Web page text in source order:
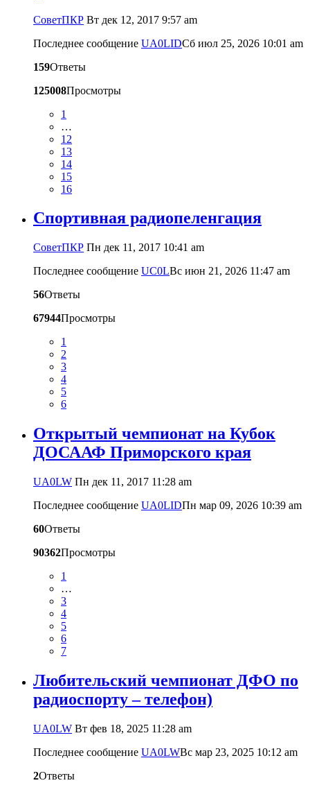
CоветПКР Вт дек 12, 2017 9:57 am
Последнее сообщение UA0LIDСб июл 25, 2026 10:01 am
159Ответы
125008Просмотры
1
…
12
13
14
15
16
Cпортивная радиопеленгация
CоветПКР Пн дек 11, 2017 10:41 am
Последнее сообщение UC0LВс июн 21, 2026 11:47 am
56Ответы
67944Просмотры
1
2
3
4
5
6
Открытый чемпионат на Кубок
ДОСААФ Приморского края
UA0LW Пн дек 11, 2017 11:28 am
Последнее сообщение UA0LIDПн мар 09, 2026 10:39 am
60Ответы
90362Просмотры
1
…
3
4
5
6
7
Любительский чемпионат ДФО по
радиоспорту – телефон)
UA0LW Вт фев 18, 2025 11:28 am
Последнее сообщение UA0LWВс мар 23, 2025 10:12 am
2Ответы